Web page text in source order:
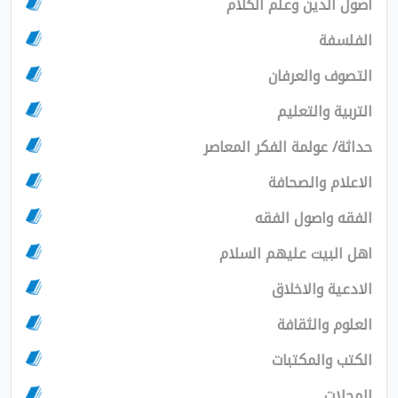
الفكر المعاصر
الفقه
عليهم السلام